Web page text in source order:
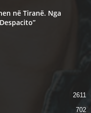
në Tiranë. Nga
2611
702